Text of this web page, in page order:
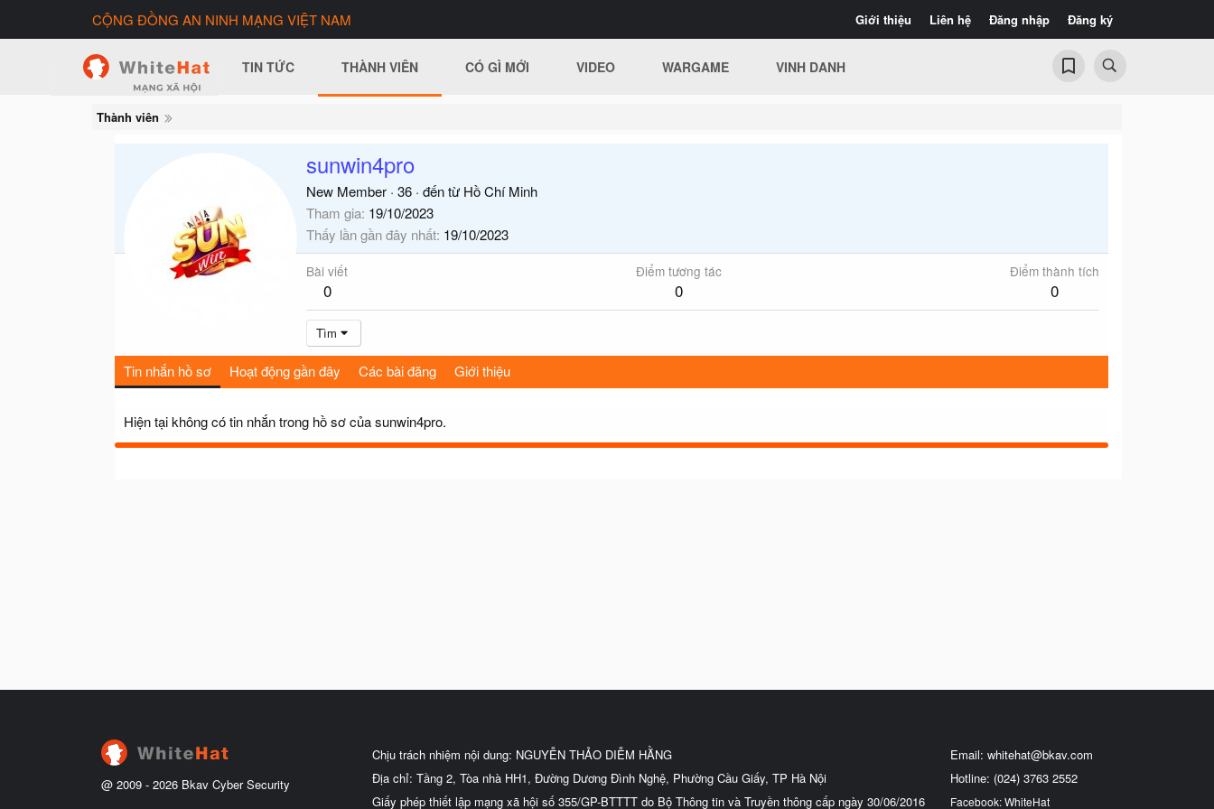
Giới thiệu Liên hệ Đăng nhập Đăng ký
CỘNG ĐỒNG AN NINH MẠNG VIỆT NAM
TIN TỨC THÀNH VIÊN CÓ GÌ MỚI VIDEO WARGAME VINH DANH
Thành viên
sunwin4pro
New Member · 36 · đến từ Hồ Chí Minh
Tham gia 19/10/2023
Thấy lần gần đây nhất 19/10/2023
Bài viết
0
Điểm tương tác
0
Điểm thành tích
0
Tìm
Tin nhắn hồ sơ Hoạt động gần đây Các bài đăng Giới thiệu
Hiện tại không có tin nhắn trong hồ sơ của sunwin4pro.
@ 2009 - 2026 Bkav Cyber Security
Chịu trách nhiệm nội dung: NGUYỄN THẢO DIỄM HẰNG
Địa chỉ: Tầng 2, Tòa nhà HH1, Đường Dương Đình Nghệ, Phường Cầu Giấy, TP Hà Nội
Giấy phép thiết lập mạng xã hội số 355/GP-BTTTT do Bộ Thông tin và Truyền thông cấp ngày 30/06/2016
Email: whitehat@bkav.com
Hotline: (024) 3763 2552
Facebook: WhiteHat